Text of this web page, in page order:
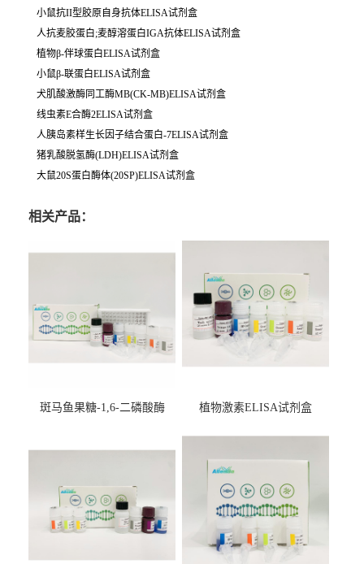
小鼠抗II型胶原自身抗体ELISA试剂盒
人抗麦胶蛋白;麦醇溶蛋白IGA抗体ELISA试剂盒
植物β-伴球蛋白ELISA试剂盒
小鼠β-联蛋白ELISA试剂盒
犬肌酸激酶同工酶MB(CK-MB)ELISA试剂盒
线虫素E合酶2ELISA试剂盒
人胰岛素样生长因子结合蛋白-7ELISA试剂盒
猪乳酸脱氢酶(LDH)ELISA试剂盒
大鼠20S蛋白酶体(20SP)ELISA试剂盒
相关产品：
斑马鱼果糖-1,6-二磷酸酶
盒
植物激素ELISA试剂盒